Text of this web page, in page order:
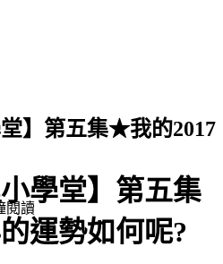
學堂】第五集
運勢如何呢?
】第五集★我的2017
閱讀